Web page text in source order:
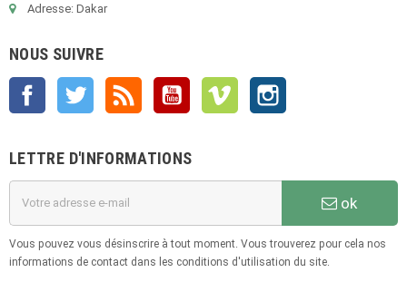
Adresse: Dakar
NOUS SUIVRE
Facebook Twitter YouTube Vimeo
LETTRE D'INFORMATIONS
ok
Vous pouvez vous désinscrire à tout moment. Vous trouverez pour cela nos
informations de contact dans les conditions d'utilisation du site.